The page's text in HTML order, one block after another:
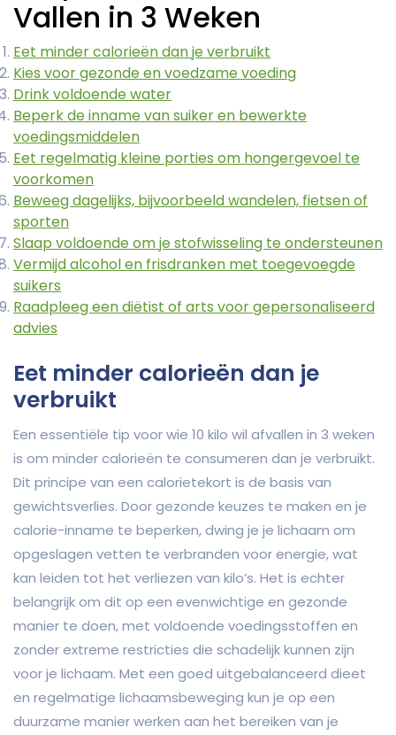
Vallen in 3 Weken
Eet minder calorieën dan je verbruikt
Kies voor gezonde en voedzame voeding
Drink voldoende water
Beperk de inname van suiker en bewerkte
voedingsmiddelen
Eet regelmatig kleine porties om hongergevoel te
voorkomen
Beweeg dagelijks, bijvoorbeeld wandelen, fietsen of
sporten
Slaap voldoende om je stofwisseling te ondersteunen
Vermijd alcohol en frisdranken met toegevoegde
suikers
Raadpleeg een diëtist of arts voor gepersonaliseerd
advies
Eet minder calorieën dan je
verbruikt
Een essentiële tip voor wie 10 kilo wil afvallen in 3 weken
is om minder calorieën te consumeren dan je verbruikt.
Dit principe van een calorietekort is de basis van
gewichtsverlies. Door gezonde keuzes te maken en je
calorie-inname te beperken, dwing je je lichaam om
opgeslagen vetten te verbranden voor energie, wat
kan leiden tot het verliezen van kilo’s. Het is echter
belangrijk om dit op een evenwichtige en gezonde
manier te doen, met voldoende voedingsstoffen en
zonder extreme restricties die schadelijk kunnen zijn
voor je lichaam. Met een goed uitgebalanceerd dieet
en regelmatige lichaamsbeweging kun je op een
duurzame manier werken aan het bereiken van je